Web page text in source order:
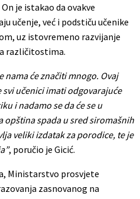
je istakao da ovakve
učenje, već i podstiču učenike
uz istovremeno razvijanje
različitostima.
nama će značiti mnogo. Ovaj
svi učenici imati odgovarajuće
i nadamo se da će se u
opština spada u sred siromašnih
veliki izdatak za porodice, te je
, poručio je Gicić.
Ministarstvo prosvjete
zasnovanog na